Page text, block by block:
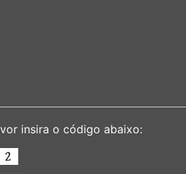
insira o código abaixo: